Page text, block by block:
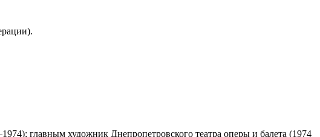
главным художник Днепропетровского театра оперы и балета (1974